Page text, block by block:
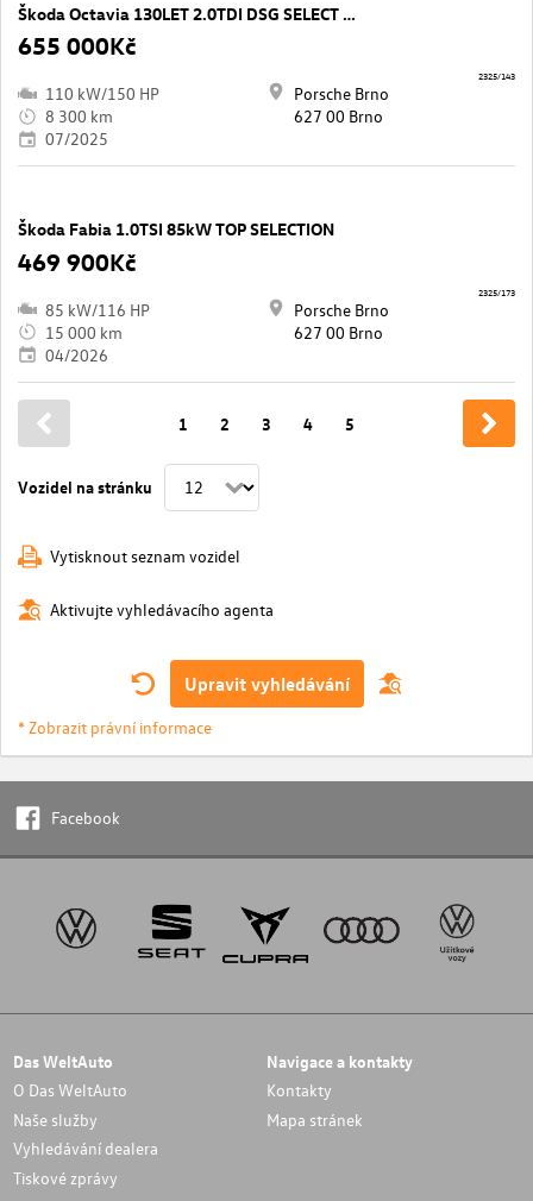
Škoda Octavia 130LET 2.0TDI DSG SELECT 110kW
655 000Kč
110 kW/150 HP
8 300 km
07/2025
Porsche Brno
627 00 Brno
2325/143
Škoda Fabia 1.0TSI 85kW TOP SELECTION
469 900Kč
85 kW/116 HP
15 000 km
04/2026
Porsche Brno
627 00 Brno
2325/173
Vozidel na stránku
1 2 3 4 5
Vytisknout seznam vozidel
Aktivujte vyhledávacího agenta
Upravit vyhledávání
* Zobrazit právní informace
Facebook
Das WeltAuto
O Das WeltAuto
Naše služby
Vyhledávání dealera
Tiskové zprávy
Navigace a kontakty
Kontakty
Mapa stránek